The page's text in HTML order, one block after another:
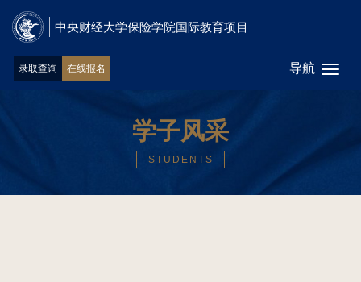
中央财经大学保险学院国际教育项目
录取查询 在线报名 导航
学子风采
STUDENTS